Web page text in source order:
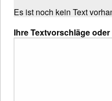
Es ist noch kein Text
Ihre Textvorschläge